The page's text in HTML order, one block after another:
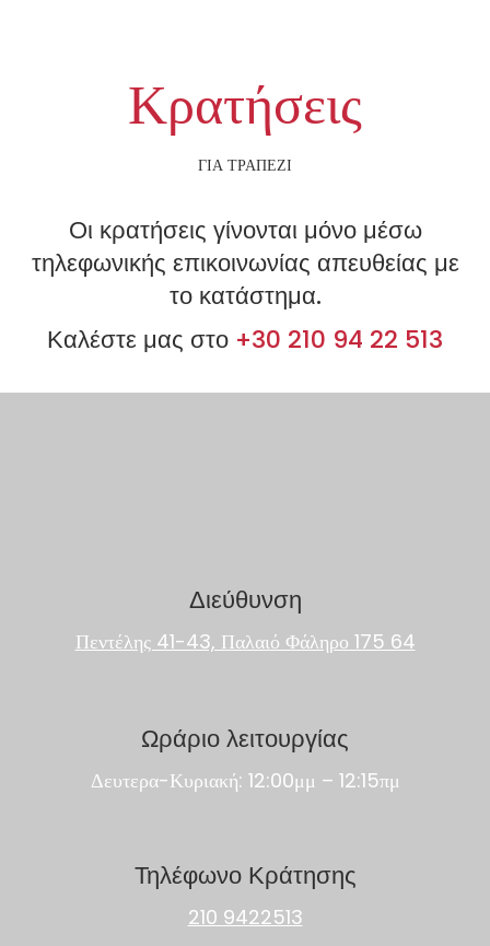
Κρατήσεις
ΓΙΑ ΤΡΑΠΕΖΙ
Οι κρατήσεις γίνονται μόνο μέσω
τηλεφωνικής επικοινωνίας απευθείας με
το κατάστημα.
Καλέστε μας στο +30 210 94 22 513
Διεύθυνση
Πεντέλης 41-43, Παλαιό Φάληρο 175 64
Ωράριο λειτουργίας
Δευτερα-Κυριακή: 12:00μμ – 12:15πμ
Τηλέφωνο Κράτησης
210 9422513